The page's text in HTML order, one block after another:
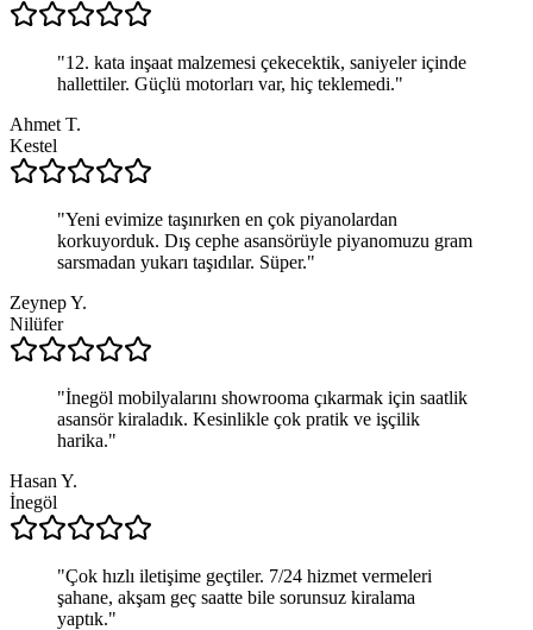
"12. kata inşaat malzemesi çekecektik, saniyeler içinde
hallettiler. Güçlü motorları var, hiç teklemedi."
Ahmet T.
Kestel
"Yeni evimize taşınırken en çok piyanolardan
korkuyorduk. Dış cephe asansörüyle piyanomuzu gram
sarsmadan yukarı taşıdılar. Süper."
Zeynep Y.
Nilüfer
"İnegöl mobilyalarını showrooma çıkarmak için saatlik
asansör kiraladık. Kesinlikle çok pratik ve işçilik
harika."
Hasan Y.
İnegöl
"Çok hızlı iletişime geçtiler. 7/24 hizmet vermeleri
şahane, akşam geç saatte bile sorunsuz kiralama
yaptık."